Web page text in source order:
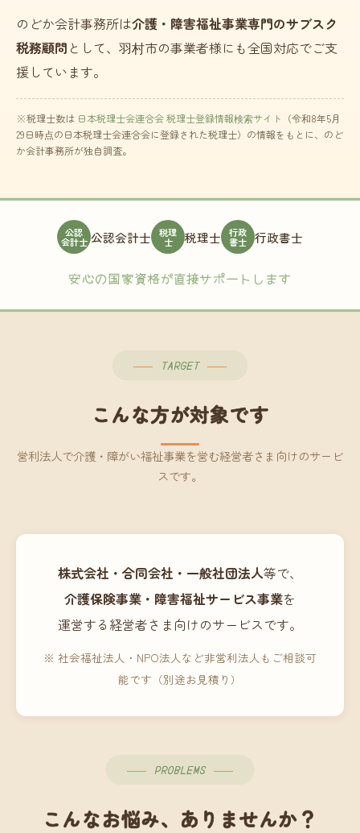
のどか会計事務所は介護・障害福祉事業専門のサブスク
税務顧問 として、羽村市の事業者様にも全国対応でご支
援しています。
※税理士数は 日本税理士会連合会 税理士登録情報検索サイト （令和8年5月
29日時点の日本税理士会連合会に登録された税理士）の情報をもとに、のど
か会計事務所が独自調査。
公認
会計士 公認会計士 税理
士 税理士 行政
書士 行政書士
安心の国家資格が直接サポートします
TARGET
こんな方が対象です
営利法人で介護・障がい福祉事業を営む経営者さま向けのサービ
スです。
株式会社・合同会社・一般社団法人等で、
介護保険事業・障害福祉サービス事業を
運営する経営者さま向けのサービスです。
※ 社会福祉法人・NPO法人など非営利法人もご相談可
能です（別途お見積り）
PROBLEMS
こんなお悩み、ありませんか？